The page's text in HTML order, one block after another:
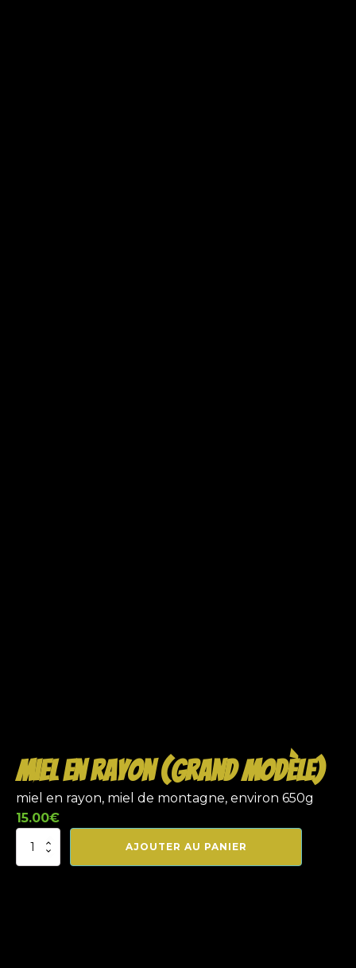
miel en rayon (grand modèle)
miel en rayon, miel de montagne, environ 650g
15.00€
quantité
AJOUTER AU PANIER